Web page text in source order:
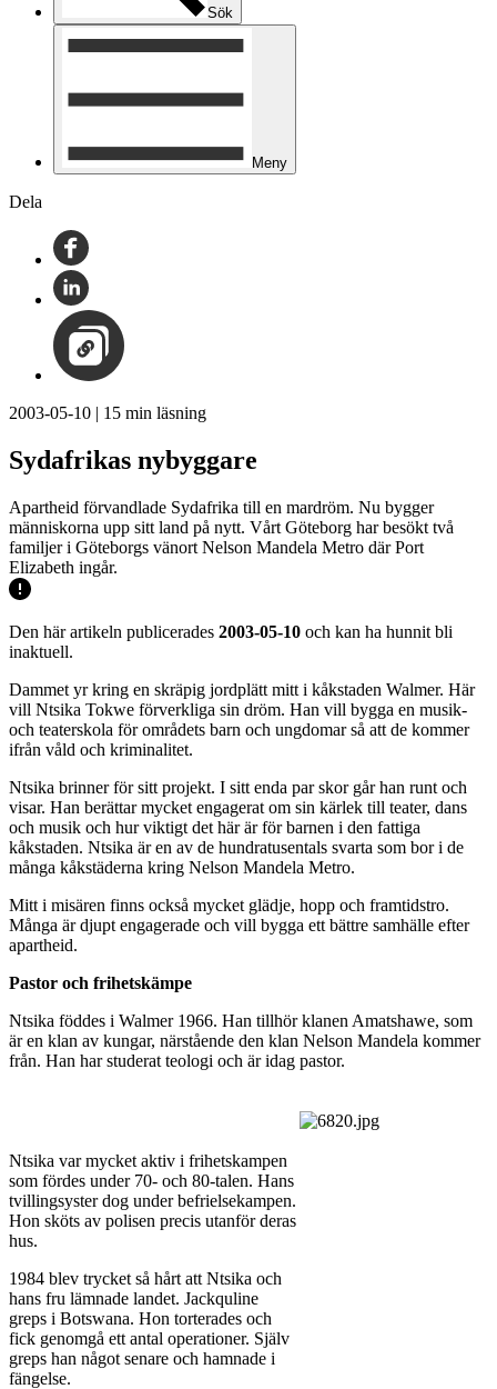
Sök
Meny
Dela
2003-05-10 | 15 min läsning
Sydafrikas nybyggare
Apartheid förvandlade Sydafrika till en mardröm. Nu bygger
människorna upp sitt land på nytt. Vårt Göteborg har besökt två
familjer i Göteborgs vänort Nelson Mandela Metro där Port
Elizabeth ingår.
Den här artikeln publicerades 2003-05-10 och kan ha hunnit bli
inaktuell.
Dammet yr kring en skräpig jordplätt mitt i kåkstaden Walmer. Här
vill Ntsika Tokwe förverkliga sin dröm. Han vill bygga en musik-
och teaterskola för områdets barn och ungdomar så att de kommer
ifrån våld och kriminalitet.
Ntsika brinner för sitt projekt. I sitt enda par skor går han runt och
visar. Han berättar mycket engagerat om sin kärlek till teater, dans
och musik och hur viktigt det här är för barnen i den fattiga
kåkstaden. Ntsika är en av de hundratusentals svarta som bor i de
många kåkstäderna kring Nelson Mandela Metro.
Mitt i misären finns också mycket glädje, hopp och framtidstro.
Många är djupt engagerade och vill bygga ett bättre samhälle efter
apartheid.
Pastor och frihetskämpe
Ntsika föddes i Walmer 1966. Han tillhör klanen Amatshawe, som
är en klan av kungar, närstående den klan Nelson Mandela kommer
från. Han har studerat teologi och är idag pastor.
Ntsika var mycket aktiv i frihetskampen
som fördes under 70- och 80-talen. Hans
tvillingsyster dog under befrielsekampen.
Hon sköts av polisen precis utanför deras
hus.
1984 blev trycket så hårt att Ntsika och
hans fru lämnade landet. Jackquline
greps i Botswana. Hon torterades och
fick genomgå ett antal operationer. Själv
greps han något senare och hamnade i
fängelse.